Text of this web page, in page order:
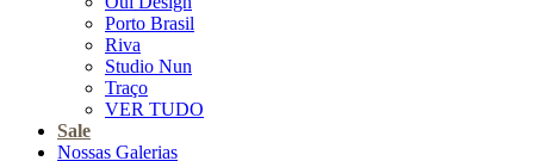
Porto Brasil
Riva
Studio Nun
Traço
VER TUDO
Sale
Nossas Galerias